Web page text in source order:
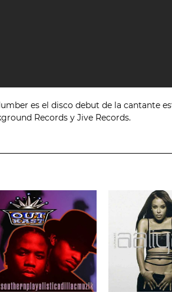
es el disco debut de la cantante
Records y Jive Records.